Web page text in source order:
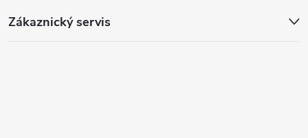
s
Zákaznický servis